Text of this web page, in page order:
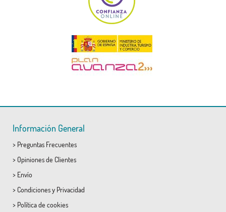
Información General
> Preguntas Frecuentes
> Opiniones de Clientes
> Envío
> Condicionesy Privacidad
> Política de cookies